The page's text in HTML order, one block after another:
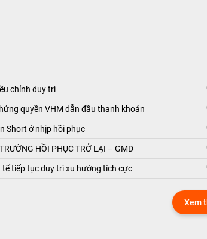
chỉnh duy trì
quyền VHM dẫn đầu thanh khoản
Short ở nhịp hồi phục
HỒI PHỤC TRỞ LẠI – GMD
tiếp tục duy trì xu hướng tích cực
Xem